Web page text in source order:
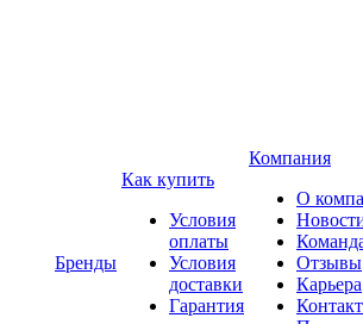
Бренды
Как купить
Условия
оплаты
Условия
доставки
Гарантия
Компания
О
Отзывы
Карьера